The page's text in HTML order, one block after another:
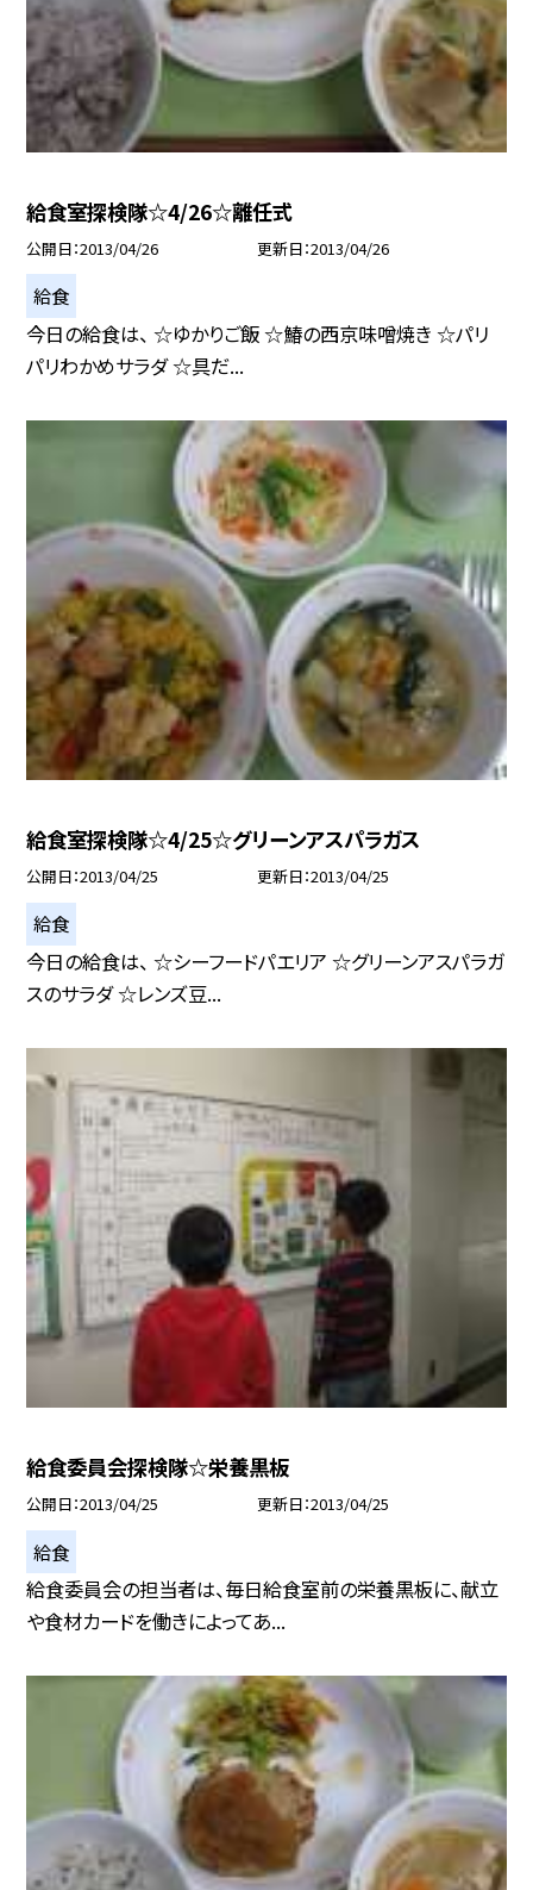
給食室探検隊☆4/26☆離任式
公開日 2013/04/26 更新日 2013/04/26
給食
今日の給食は、 ☆ゆかりご飯 ☆鰆の西京味噌焼き ☆パリ
パリわかめサラダ ☆具だ...
給食室探検隊☆4/25☆グリーンアスパラガス
公開日 2013/04/25 更新日 2013/04/25
給食
今日の給食は、 ☆シーフードパエリア ☆グリーンアスパラガ
スのサラダ ☆レンズ豆...
給食委員会探検隊☆栄養黒板
公開日 2013/04/25 更新日 2013/04/25
給食
給食委員会の担当者は、毎日給食室前の栄養黒板に、献立
や食材カードを働きによってあ...